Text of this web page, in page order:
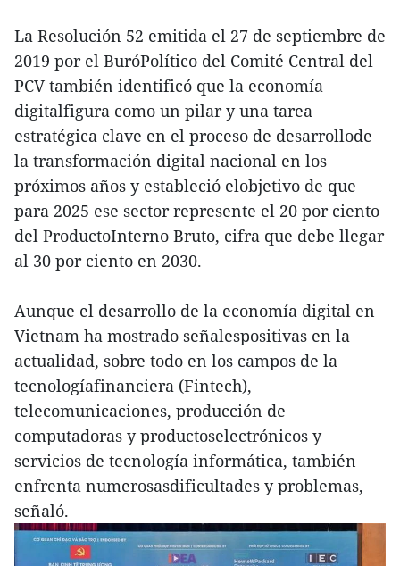
La Resolución 52 emitida el 27 de septiembre de
2019 por el BuróPolítico del Comité Central del
PCV también identificó que la economía
digitalfigura como un pilar y una tarea
estratégica clave en el proceso de desarrollode
la transformación digital nacional en los
próximos años y estableció elobjetivo de que
para 2025 ese sector represente el 20 por ciento
del ProductoInterno Bruto, cifra que debe llegar
al 30 por ciento en 2030.
Aunque el desarrollo de la economía digital en
Vietnam ha mostrado señalespositivas en la
actualidad, sobre todo en los campos de la
tecnologíafinanciera (Fintech),
telecomunicaciones, producción de
computadoras y productoselectrónicos y
servicios de tecnología informática, también
enfrenta numerosasdificultades y problemas,
señaló.